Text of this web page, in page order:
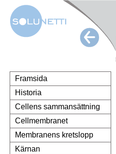
Framsida
Historia
Cellens sammansättning
Cellmembranet
Membranens kretslopp
Kärnan